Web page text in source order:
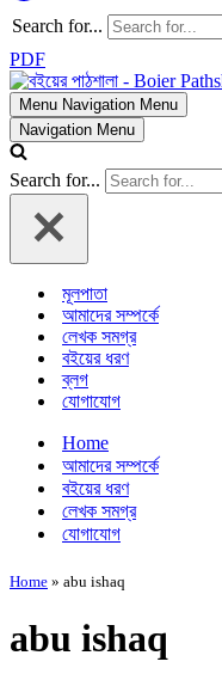
Search for...
PDF
Menu Navigation Menu
Navigation Menu
Search for...
মূলপাতা
আমাদের সম্পর্কে
লেখক সমগ্র
বইয়ের ধরণ
ব্লগ
যোগাযোগ
Home
আমাদের সম্পর্কে
বইয়ের ধরণ
লেখক সমগ্র
যোগাযোগ
Home » abu ishaq
abu ishaq